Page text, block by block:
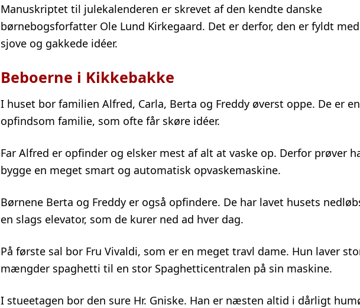
Manuskriptet til julekalenderen er skrevet af den kendte danske
børnebogsforfatter Ole Lund Kirkegaard. Det er derfor, den er fyldt
sjove og gakkede idéer.
Beboerne i Kikkebakke
I huset bor familien Alfred, Carla, Berta og Freddy øverst oppe. De er
opfindsom familie, som ofte får skøre idéer.
Far Alfred er opfinder og elsker mest af alt at vaske op. Derfor prøver
bygge en meget smart og automatisk opvaskemaskine.
Børnene Berta og Freddy er også opfindere. De har lavet husets
en slags elevator, som de kurer ned ad hver dag.
På første sal bor Fru Vivaldi, som er en meget travl dame. Hun laver
mængder spaghetti til en stor Spaghetticentralen på sin maskine.
I stueetagen bor den sure Hr. Gniske. Han er næsten altid i dårligt